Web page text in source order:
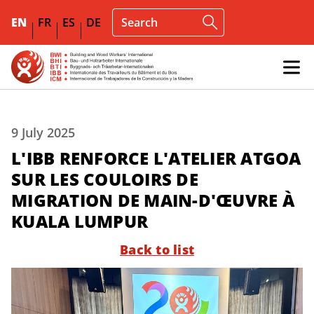
EN FR ES DE
9 July 2025
L'IBB RENFORCE L'ATELIER ATGOA
SUR LES COULOIRS DE
MIGRATION DE MAIN-D'ŒUVRE À
KUALA LUMPUR
Back to list